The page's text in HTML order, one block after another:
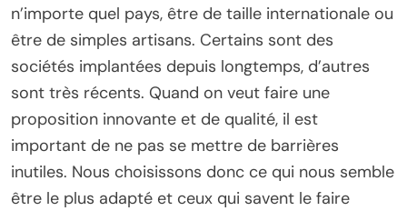
n’importe quel pays, être de taille internationale ou
être de simples artisans. Certains sont des
sociétés implantées depuis longtemps, d’autres
sont très récents. Quand on veut faire une
proposition innovante et de qualité, il est
important de ne pas se mettre de barrières
inutiles. Nous choisissons donc ce qui nous semble
être le plus adapté et ceux qui savent le faire